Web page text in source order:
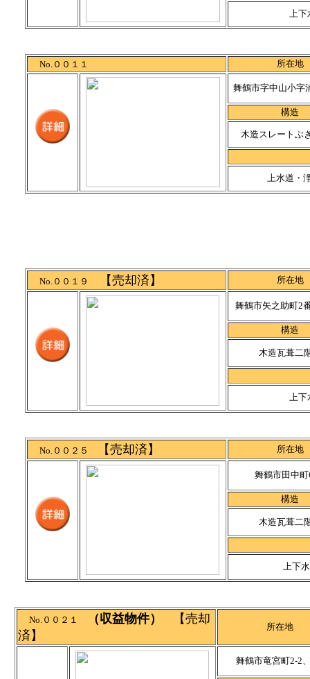
上下
No.００１１ 所在地
舞鶴市字中山小字
構造
木造スレートぶ
上水道・
No.００１９ 【売却済】 所在地
舞鶴市矢之助町2
構造
木造瓦葺二
上下
No.００２５ 【売却済】 所在地
舞鶴市田中町
構造
木造瓦葺二
上下
No.００２１ （収益物件）
【売却
済】
所在地
舞鶴市竜宮町2-2